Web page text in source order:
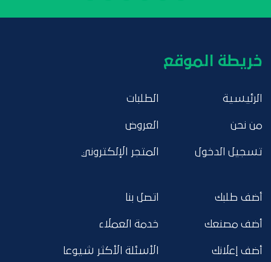
خريطة الموقع
الرئيسية
من نحن
تسجيل الدخول
الطلبات
العروض
المتجر الإلكتروني
أضف طلبك
أضف مصنعك
أضف إعلانك
اتصل بنا
خدمة العملاء
الأسئلة الأكثر شيوعا